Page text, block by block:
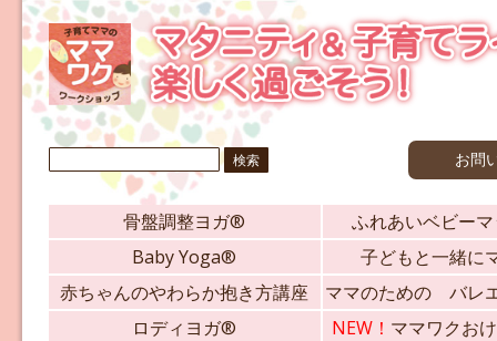
検
索: お問
骨盤調整ヨガ®
ふれあいベビー
Baby Yoga®
子どもと一緒に
赤ちゃんのやわらか抱き方講座
ママのための バレ
ロディヨガ®
NEW！ ママワクお